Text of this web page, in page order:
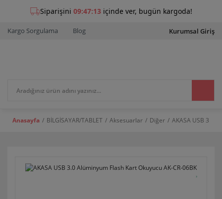
Kargo Sorgulama Blog Kurumsal Giriş
Anasayfa BİLGİSAYAR/TABLET Aksesuarlar Diğer AKASA USB 3.0